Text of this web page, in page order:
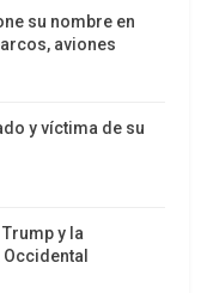
su nombre en
aviones
y víctima de su
y la